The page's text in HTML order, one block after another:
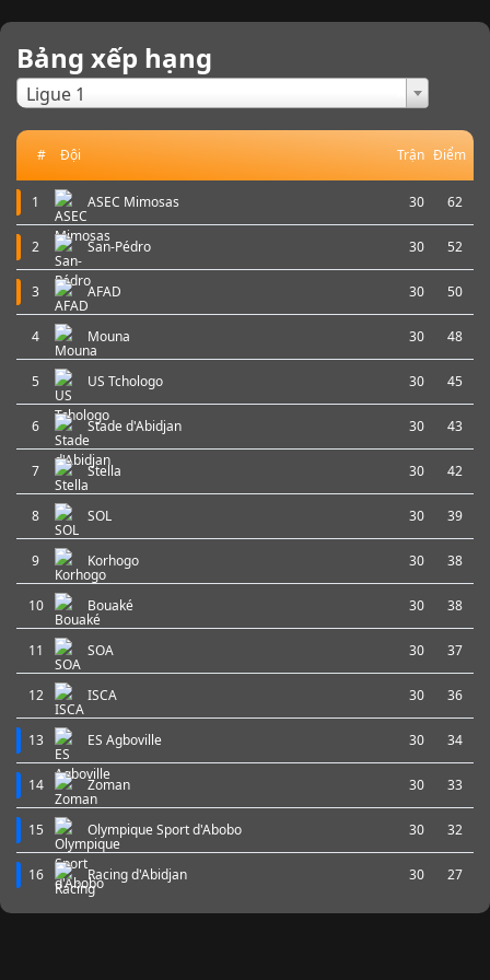
Bảng xếp hạng
Ligue 1
# Đội Trận Điểm
1 ASEC Mimosas 30 62
2 San-Pédro 30 52
3 AFAD 30 50
4 Mouna 30 48
5 US Tchologo 30 45
6 Stade d'Abidjan 30 43
7 Stella 30 42
8 SOL 30 39
9 Korhogo 30 38
10 Bouaké 30 38
11 SOA 30 37
12 ISCA 30 36
13 ES Agboville 30 34
14 Zoman 30 33
15 Olympique Sport d'Abobo 30 32
16 Racing d'Abidjan 30 27